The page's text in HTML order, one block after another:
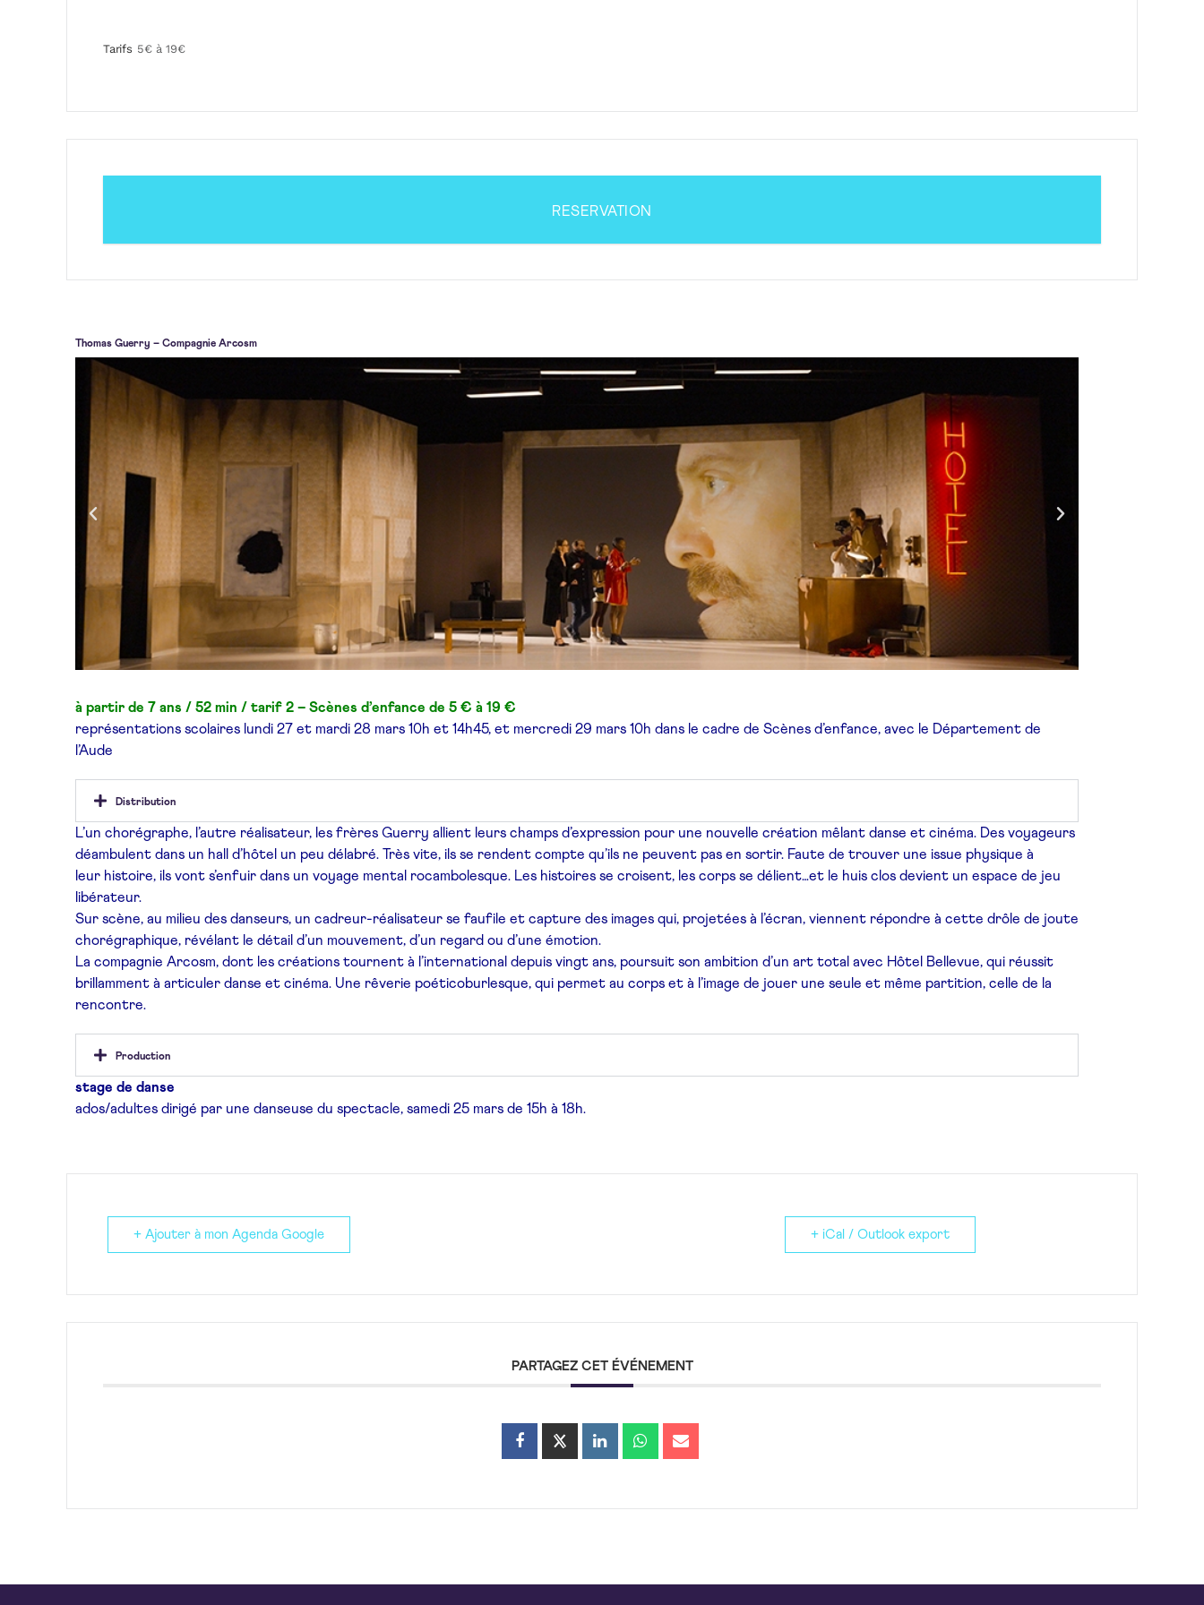
Tarifs 5€ à 19€
RESERVATION
Thomas Guerry – Compagnie Arcosm
à partir de 7 ans / 52 min / tarif 2 – Scènes d’enfance de 5 € à 19 €
représentations scolaires lundi 27 et mardi 28 mars 10h et 14h45, et mercredi 29 mars 10h dans le cadre de Scènes d’enfance, avec le Département de
l’Aude
Distribution
L’un chorégraphe, l’autre réalisateur, les frères Guerry allient leurs champs d’expression pour une nouvelle création mêlant danse et cinéma. Des voyageurs
déambulent dans un hall d’hôtel un peu délabré. Très vite, ils se rendent compte qu’ils ne peuvent pas en sortir. Faute de trouver une issue physique à
leur histoire, ils vont s’enfuir dans un voyage mental rocambolesque. Les histoires se croisent, les corps se délient…et le huis clos devient un espace de jeu
libérateur.
Sur scène, au milieu des danseurs, un cadreur-réalisateur se faufile et capture des images qui, projetées à l’écran, viennent répondre à cette drôle de joute
chorégraphique, révélant le détail d’un mouvement, d’un regard ou d’une émotion.
La compagnie Arcosm, dont les créations tournent à l’international depuis vingt ans, poursuit son ambition d’un art total avec Hôtel Bellevue, qui réussit
brillamment à articuler danse et cinéma. Une rêverie poéticoburlesque, qui permet au corps et à l’image de jouer une seule et même partition, celle de la
rencontre.
Production
stage de danse
ados/adultes dirigé par une danseuse du spectacle, samedi 25 mars de 15h à 18h.
+ Ajouter à mon Agenda Google + iCal / Outlook export
PARTAGEZ CET ÉVÉNEMENT